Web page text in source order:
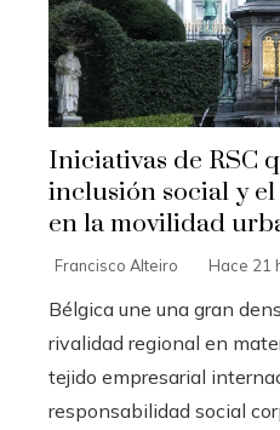
Iniciativas de RSC
inclusión social y
en la movilidad
Francisco Alteiro Hace 21
Bélgica une una gran
rivalidad regional en
tejido empresarial
responsabilidad social